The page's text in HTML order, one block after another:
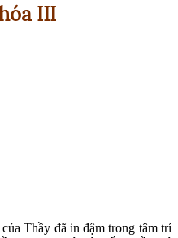
III
Thầy đã in đậm trong tâm trí